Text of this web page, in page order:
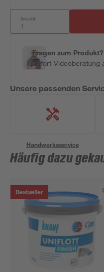
Anzahl:
Fragen zum Produkt?
Sofort-
Unsere passenden
Handwerksservice
Häufig dazu
Bestseller